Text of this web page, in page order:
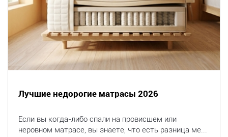
Лучшие недорогие матрасы 2026
Если вы когда-либо спали на провисшем или
неровном матрасе, вы знаете, что есть разница ме...